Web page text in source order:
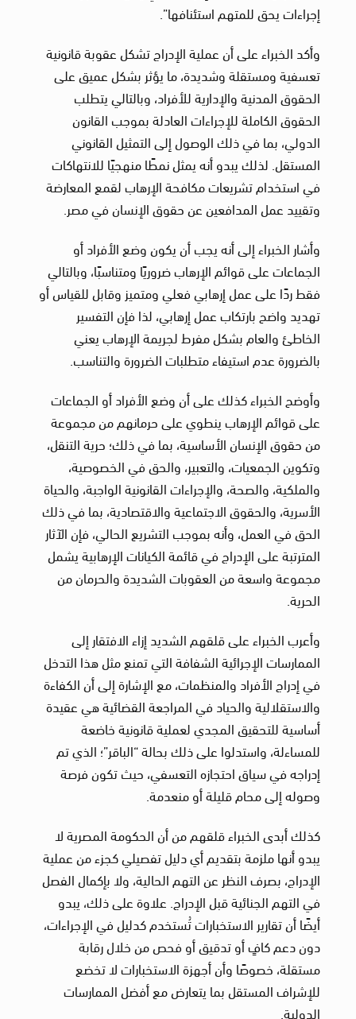
إجراءات يحق للمتهم استئنافها”.
وأكد الخبراء على أن عملية الإدراج تشكل عقوبة قانونية
تعسفية ومستقلة وشديدة، ما يؤثر بشكل عميق على
الحقوق المدنية والإدارية للأفراد، وبالتالي يتطلب
الحقوق الكاملة للإجراءات العادلة بموجب القانون
الدولي، بما في ذلك الوصول إلى التمثيل القانوني
المستقل. لذلك يبدو أنه يمثل نمطًا منهجيًا للانتهاكات
في استخدام تشريعات مكافحة الإرهاب لقمع المعارضة
وتقييد عمل المدافعين عن حقوق الإنسان في مصر.
وأشار الخبراء إلى أنه يجب أن يكون وضع الأفراد أو
الجماعات على قوائم الإرهاب ضروريًا ومتناسبًا، وبالتالي
فقط ردًا على عمل إرهابي فعلي ومتميز وقابل للقياس أو
تهديد واضح بارتكاب عمل إرهابي، لذا فإن التفسير
الخاطئ والعام بشكل مفرط لجريمة الإرهاب يعني
بالضرورة عدم استيفاء متطلبات الضرورة والتناسب.
وأوضح الخبراء كذلك على أن وضع الأفراد أو الجماعات
على قوائم الإرهاب ينطوي على حرمانهم من مجموعة
من حقوق الإنسان الأساسية، بما في ذلك؛ حرية التنقل،
وتكوين الجمعيات، والتعبير، والحق في الخصوصية،
والملكية، والصحة، والإجراءات القانونية الواجبة، والحياة
الأسرية، والحقوق الاجتماعية والاقتصادية، بما في ذلك
الحق في العمل، وأنه بموجب التشريع الحالي، فإن الآثار
المترتبة على الإدراج في قائمة الكيانات الإرهابية يشمل
مجموعة واسعة من العقوبات الشديدة والحرمان من
الحرية.
وأعرب الخبراء على قلقهم الشديد إزاء الافتقار إلى
الممارسات الإجرائية الشفافة التي تمنع مثل هذا التدخل
في إدراج الأفراد والمنظمات، مع الإشارة إلى أن الكفاءة
والاستقلالية والحياد في المراجعة القضائية هي عقيدة
أساسية للتحقيق المجدي لعملية قانونية خاضعة
للمساءلة، واستدلوا على ذلك بحالة “الباقر”؛ الذي تم
إدراجه في سياق احتجازه التعسفي، حيث تكون فرصة
وصوله إلى محام قليلة أو منعدمة.
كذلك أبدى الخبراء قلقهم من أن الحكومة المصرية لا
يبدو أنها ملزمة بتقديم أي دليل تفصيلي كجزء من عملية
الإدراج، بصرف النظر عن التهم الحالية، ولا بإكمال الفصل
في التهم الجنائية قبل الإدراج. علاوة على ذلك، يبدو
أيضًا أن تقارير الاستخبارات تُستخدم كدليل في الإجراءات،
دون دعم كافٍ أو تدقيق أو فحص من خلال رقابة
مستقلة، خصوصًا وأن أجهزة الاستخبارات لا تخضع
للإشراف المستقل بما يتعارض مع أفضل الممارسات
الدولية.